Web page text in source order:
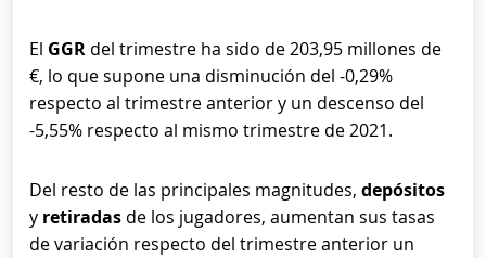
El GGR del trimestre ha sido de 203,95 millones de
€, lo que supone una disminución del -0,29%
respecto al trimestre anterior y un descenso del
-5,55% respecto al mismo trimestre de 2021.
Del resto de las principales magnitudes, depósitos
y retiradas de los jugadores, aumentan sus tasas
de variación respecto del trimestre anterior un